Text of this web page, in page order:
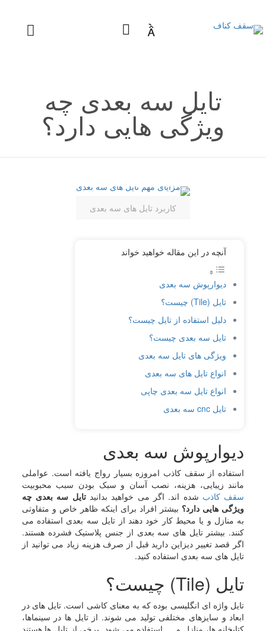

تایل سه بعدی چه
ویژگی هایی دارد؟
کاربرد تایل های سه بعدی
آنچه در این مقاله خواهید خواند
دیوارپوش سه بعدی
تایل (Tile) چیست؟
دلیل استفاده از تایل چیست؟
تایل سه بعدی چیست؟
ویژگی های تایل سه بعدی
انواع تایل های سه بعدی
انواع تایل سه بعدی چاپی
تایل cnc سه بعدی
دیوارپوش سه بعدی
استفاده از سقف کاذب امروزه بسیار رواج یافته است. عواملی
مانند زیبایی، هزینه، نصب آسان و سبک بودن سبب محبوبیت
سقف کاذب شده اند. اگر می خواهید بدانیدتایل سه بعدی چه
ویژگی هایی دارد؟ بیشتر افراد برای اینکه ظاهر خاص و متفاوتی
به منازل و یا محیط کار خود دهند از تایل سه بعدی استفاده می
کنند. بیشتر تایل های سه بعدی از جنس پلاستیک فشرده هستند.
اگر قصد تغییر دیزاین دارید قبل از صرف هزینه زیاد می توانید از
تایل های سه بعدی استفاده کنید.
تایل (Tile) چیست؟
تایل واژه ای انگلیسی بوده که به معنای کاشی است. تایل های در
ابعاد و سایزهای مختلفی تولید می شوند. از تایل ها در سینماها،
کتابخانه ها، منازل و … استفاده می شود. برخی از تایل ها هستند